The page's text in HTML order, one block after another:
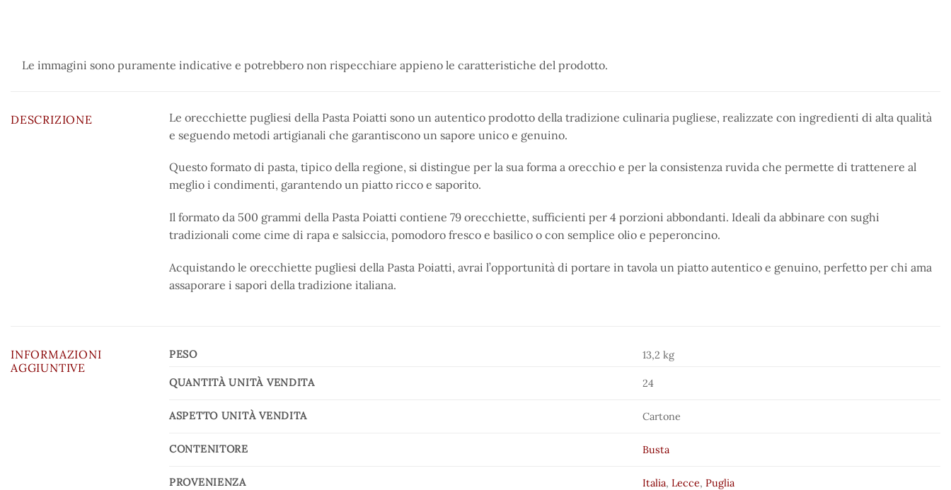
Le immagini sono puramente indicative e potrebbero non rispecchiare appieno le caratteristiche del prodotto.
DESCRIZIONE
Le orecchiette pugliesi della Pasta Poiatti sono un autentico prodotto della tradizione culinaria pugliese, realizzate con ingredienti di alta qualità
e seguendo metodi artigianali che garantiscono un sapore unico e genuino.
Questo formato di pasta, tipico della regione, si distingue per la sua forma a orecchio e per la consistenza ruvida che permette di trattenere al
meglio i condimenti, garantendo un piatto ricco e saporito.
Il formato da 500 grammi della Pasta Poiatti contiene 79 orecchiette, sufficienti per 4 porzioni abbondanti. Ideali da abbinare con sughi
tradizionali come cime di rapa e salsiccia, pomodoro fresco e basilico o con semplice olio e peperoncino.
Acquistando le orecchiette pugliesi della Pasta Poiatti, avrai l’opportunità di portare in tavola un piatto autentico e genuino, perfetto per chi ama
assaporare i sapori della tradizione italiana.
INFORMAZIONI
AGGIUNTIVE
PESO 13,2 kg
QUANTITÀ UNITÀ VENDITA 24
ASPETTO UNITÀ VENDITA Cartone
CONTENITORE Busta
PROVENIENZA Italia,Lecce,Puglia